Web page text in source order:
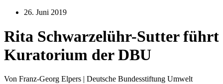
26. Juni 2019
Rita Schwarzelühr-Sutter führt
Kuratorium der DBU
Von Franz-Georg Elpers | Deutsche Bundesstiftung Umwelt